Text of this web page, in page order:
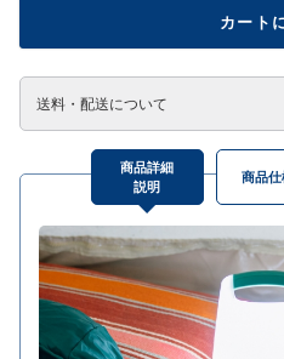
カート
送料・配送について
商品詳細
説明
商品仕